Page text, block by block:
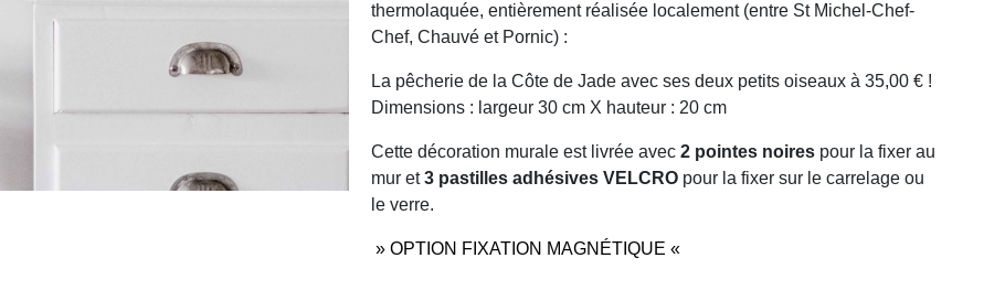
thermolaquée, entièrement réalisée localement (entre St Michel-Chef-
Chef, Chauvé et Pornic) :
La pêcherie de la Côte de Jade avec ses deux petits oiseaux à 35,00 € !
Dimensions : largeur 30 cm X hauteur : 20 cm
Cette décoration murale est livrée avec 2 pointes noires pour la fixer au
mur et3 pastilles adhésives VELCRO pour la fixer sur le carrelage ou
le verre.
» OPTION FIXATION MAGNÉTIQUE «